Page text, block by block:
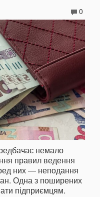
0
немало
правил ведення
них — неподання
Одна з поширених
підприємцям.